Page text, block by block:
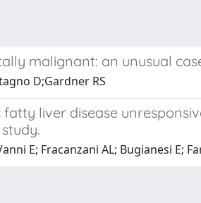
malignant: an unusual
D;Gardner RS
liver disease
E; Fracanzani AL; Bugianesi E;